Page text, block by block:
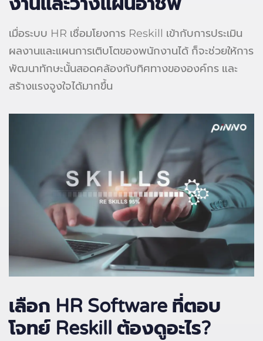
เมื่อระบบ HR เชื่อมโยงการ Reskill เข้ากับการประเมิน
ผลงานและแผนการเติบโตของพนักงานได้ ก็จะช่วยให้การ
พัฒนาทักษะนั้นสอดคล้องกับทิศทางขององค์กร และ
สร้างแรงจูงใจได้มากขึ้น
เลือก HR Software ที่ตอบ
โจทย์ Reskill ต้องดูอะไร?